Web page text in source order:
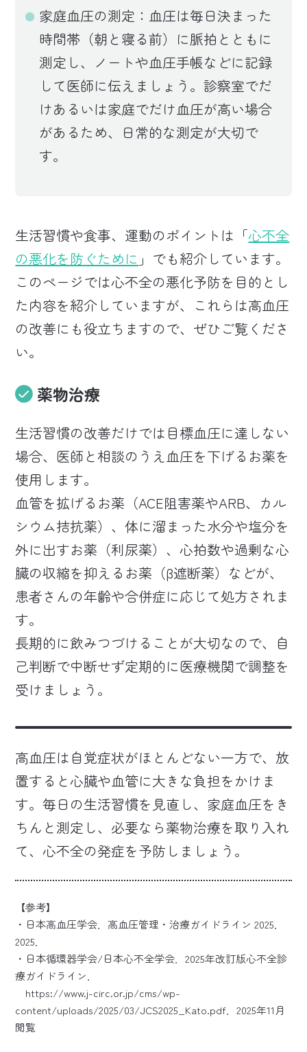
家庭血圧の測定：血圧は毎日決まった
時間帯（朝と寝る前）に脈拍とともに
測定し、ノートや血圧手帳などに記録
して医師に伝えましょう。診察室でだ
けあるいは家庭でだけ血圧が高い場合
があるため、日常的な測定が大切で
す。
生活習慣や食事、運動のポイントは「心不全
の悪化を防ぐために 」でも紹介しています。
このページでは心不全の悪化予防を目的とし
た内容を紹介していますが、これらは高血圧
の改善にも役立ちますので、ぜひご覧くださ
い。
薬物治療
生活習慣の改善だけでは目標血圧に達しない
場合、医師と相談のうえ血圧を下げるお薬を
使用します。
血管を拡げるお薬（ACE阻害薬やARB、カル
シウム拮抗薬）、体に溜まった水分や塩分を
外に出すお薬（利尿薬）、心拍数や過剰な心
臓の収縮を抑えるお薬（β遮断薬）などが、
患者さんの年齢や合併症に応じて処方されま
す。
長期的に飲みつづけることが大切なので、自
己判断で中断せず定期的に医療機関で調整を
受けましょう。
高血圧は自覚症状がほとんどない一方で、放
置すると心臓や血管に大きな負担をかけま
す。毎日の生活習慣を見直し、家庭血圧をき
ちんと測定し、必要なら薬物治療を取り入れ
て、心不全の発症を予防しましょう。
【参考】
・日本高血圧学会．高血圧管理・治療ガイドライン 2025．
2025．
・日本循環器学会/日本心不全学会．2025年改訂版心不全診
療ガイドライン．
https://www.j-circ.or.jp/cms/wp-
content/uploads/2025/03/JCS2025_Kato.pdf ．2025年11月
閲覧